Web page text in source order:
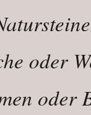
oder
oder